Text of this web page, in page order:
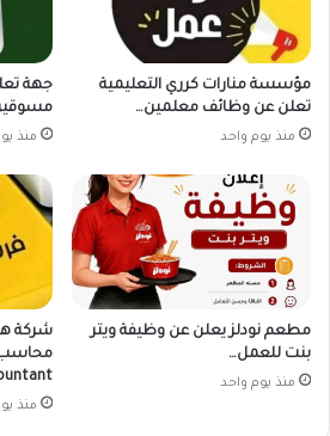
مؤسسة منارات كرري التعليمية
تعلن عن وظائف معلمين…
منذ يوم واحد
جهة
منذ
مطعم نودلز يعلن عن وظيفة ويتر
بنت للعمل…
منذ يوم واحد
شركة
منذ